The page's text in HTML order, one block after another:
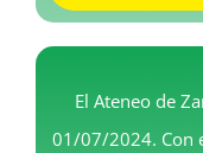
El Ateneo de
01/07/2024. Con